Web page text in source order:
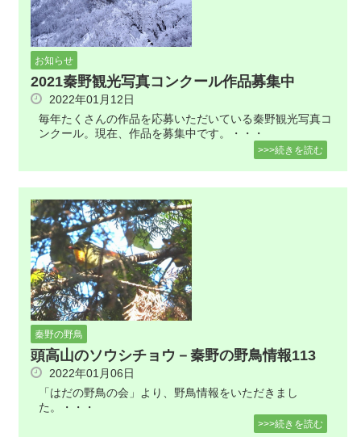
お知らせ
2021秦野観光写真コンクール作品募集中
2022年01月12日
毎年たくさんの作品を応募いただいている秦野観光写真コ
ンクール。現在、作品を募集中です。・・・
>>>続きを読む
秦野の野鳥
頭高山のソウシチョウ－秦野の野鳥情報113
2022年01月06日
「はだの野鳥の会」より、野鳥情報をいただきまし
た。・・・
>>>続きを読む